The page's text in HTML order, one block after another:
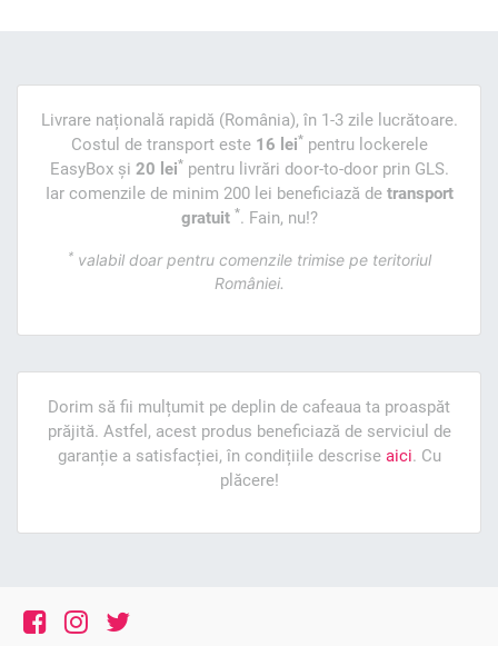
Livrare națională rapidă (România), în 1-3 zile lucrătoare.
Costul de transport este 16 lei* pentru lockerele
EasyBox și 20 lei* pentru livrări door-to-door prin GLS.
Iar comenzile de minim 200 lei beneficiază de transport
gratuit *. Fain, nu!?
*valabil doar pentru comenzile trimise pe teritoriul
României.
Dorim să fii mulțumit pe deplin de cafeaua ta proaspăt
prăjită. Astfel, acest produs beneficiază de serviciul de
garanție a satisfacției, în condițiile descrise aici. Cu
plăcere!